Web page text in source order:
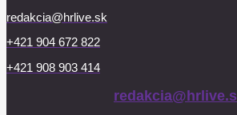
redakcia@hrlive.sk
+421 904 672 822
+421 908 903 414